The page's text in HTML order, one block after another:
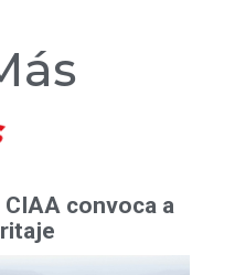
convoca a